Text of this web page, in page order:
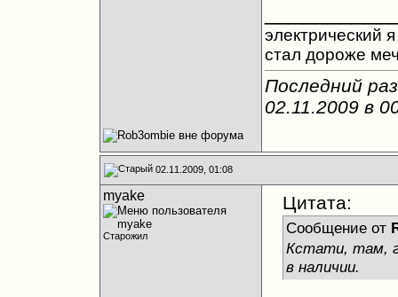
электрический
стал дороже
Последний
02.11.2009 в
02.11.2009, 01:08
myake
Старожил
Цитата:
Сообщение от
Кстати, там,
в наличии.